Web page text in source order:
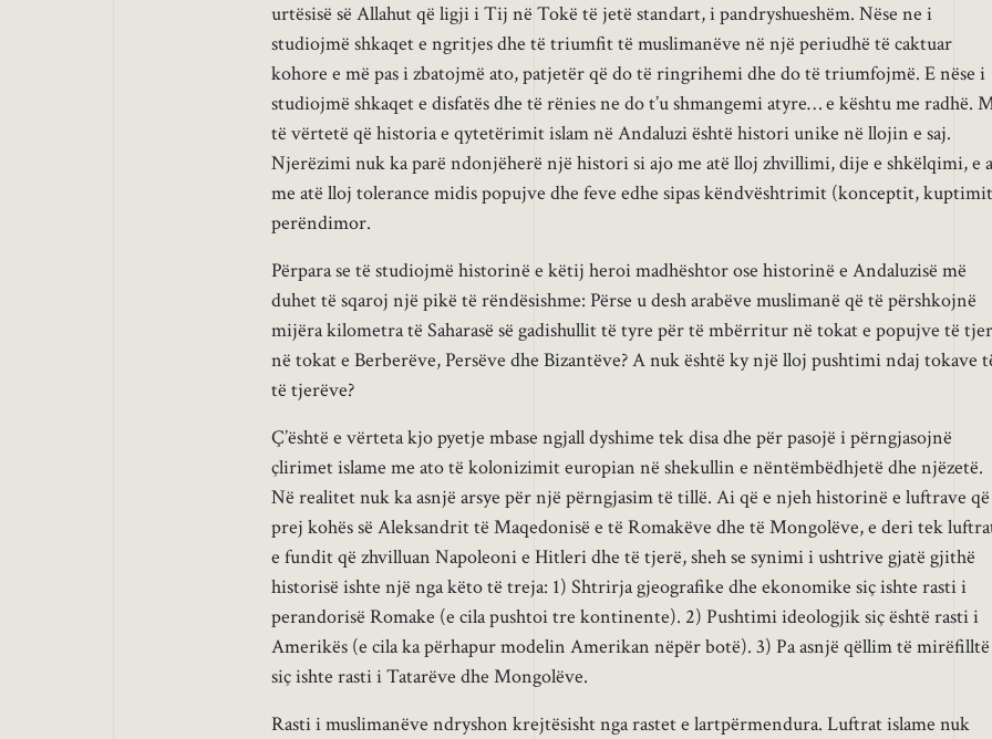
urtësisë së Allahut që ligji i Tij në Tokë të jetë standart, i pandryshueshëm. Nëse ne i
studiojmë shkaqet e ngritjes dhe të triumfit të muslimanëve në një periudhë të caktuar
kohore e më pas i zbatojmë ato, patjetër që do të ringrihemi dhe do të triumfojmë. E nëse i
studiojmë shkaqet e disfatës dhe të rënies ne do t’u shmangemi atyre… e kështu me radhë.
të vërtetë që historia e qytetërimit islam në Andaluzi është histori unike në llojin e saj.
Njerëzimi nuk ka parë ndonjëherë një histori si ajo me atë lloj zhvillimi, dije e shkëlqimi, e
me atë lloj tolerance midis popujve dhe feve edhe sipas këndvështrimit (konceptit,
perëndimor.
Përpara se të studiojmë historinë e këtij heroi madhështor ose historinë e Andaluzisë më
duhet të sqaroj një pikë të rëndësishme: Përse u desh arabëve muslimanë që të përshkojnë
mijëra kilometra të Saharasë së gadishullit të tyre për të mbërritur në tokat e popujve të
në tokat e Berberëve, Persëve dhe Bizantëve? A nuk është ky një lloj pushtimi ndaj tokave
të tjerëve?
Ç’është e vërteta kjo pyetje mbase ngjall dyshime tek disa dhe për pasojë i përngjasojnë
çlirimet islame me ato të kolonizimit europian në shekullin e nëntëmbëdhjetë dhe njëzetë.
Në realitet nuk ka asnjë arsye për një përngjasim të tillë. Ai që e njeh historinë e luftrave që
prej kohës së Aleksandrit të Maqedonisë e të Romakëve dhe të Mongolëve, e deri tek
e fundit që zhvilluan Napoleoni e Hitleri dhe të tjerë, sheh se synimi i ushtrive gjatë gjithë
historisë ishte një nga këto të treja: 1) Shtrirja gjeografike dhe ekonomike siç ishte rasti i
perandorisë Romake (e cila pushtoi tre kontinente). 2) Pushtimi ideologjik siç është rasti i
Amerikës (e cila ka përhapur modelin Amerikan nëpër botë). 3) Pa asnjë qëllim të mirëfilltë
siç ishte rasti i Tatarëve dhe Mongolëve.
Rasti i muslimanëve ndryshon krejtësisht nga rastet e lartpërmendura. Luftrat islame nuk